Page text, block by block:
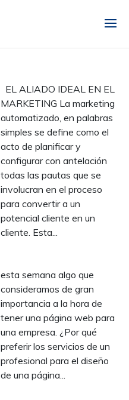
EL ALIADO IDEAL EN EL
MARKETING La marketing
automatizado, en palabras
simples se define como el
acto de planificar y
configurar con antelación
todas las pautas que se
involucran en el proceso
para convertir a un
potencial cliente en un
cliente. Esta...
esta semana algo que
consideramos de gran
importancia a la hora de
tener una página web para
una empresa. ¿Por qué
preferir los servicios de un
profesional para el diseño
de una página...